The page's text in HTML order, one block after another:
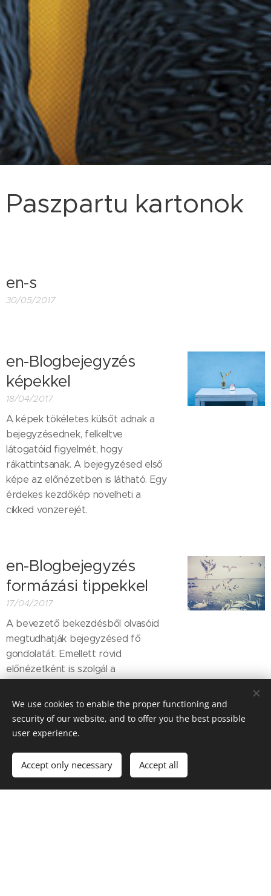
Paszpartu kartonok
en-s
30/05/2017
en-Blogbejegyzés
képekkel
18/04/2017
A képek tökéletes külsőt adnak a
bejegyzésednek, felkeltve
látogatóid figyelmét, hogy
rákattintsanak. A bejegyzésed első
képe az előnézetben is látható. Egy
érdekes kezdőkép növelheti a
cikked vonzerejét.
en-Blogbejegyzés
formázási tippekkel
17/04/2017
A bevezető bekezdésből olvasóid
megtudhatják bejegyzésed fő
gondolatát. Emellett rövid
előnézetként is szolgál a
formázással könnyen elérheted,
hogy kitűnjön a többi szöveg közül.
Olvass tovább, hogy hogyan
We use cookies to enable the proper functioning and
security of our website, and to offer you the best possible
user experience.
Accept only necessary Accept all